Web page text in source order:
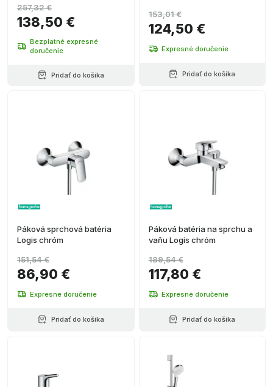
138,50 €
257,32 €
Bezplatné expresné
doručenie
Pridať do košíka
124,50 €
153,01 €
Expresné doručenie
Pridať do košíka
Páková sprchová batéria
Logis chróm
86,90 €
151,54 €
Expresné doručenie
Pridať do košíka
Páková batéria na sprchu a
vaňu Logis chróm
117,80 €
189,54 €
Expresné doručenie
Pridať do košíka